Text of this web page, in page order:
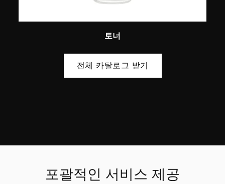
토너
전체 카탈로그 받기
포괄적인 서비스 제공